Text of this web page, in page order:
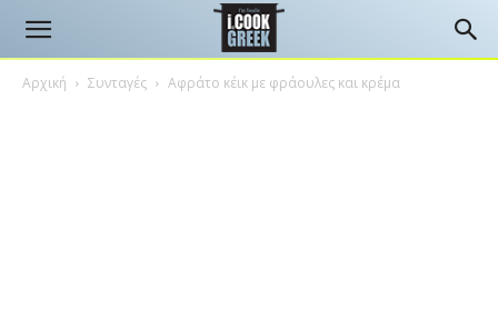
Αρχική Συνταγές Αφράτο κέικ με φράουλες και κρέμα